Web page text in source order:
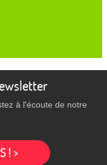
à l'écoute de notre
! >